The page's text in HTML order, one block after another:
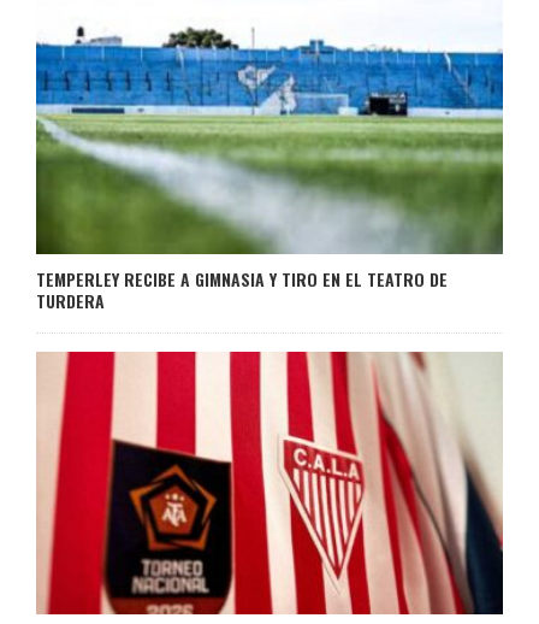
TEMPERLEY RECIBE A GIMNASIA Y TIRO EN EL TEATRO DE
TURDERA